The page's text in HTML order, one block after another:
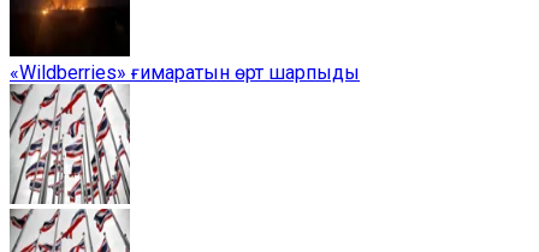
«Wildberries» ғимаратын өрт шарпыды